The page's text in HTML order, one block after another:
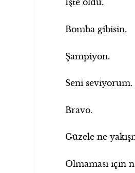
İşte oldu.
Bomba gibisin.
Şampiyon.
Seni seviyorum.
Bravo.
Güzele ne
Olmaması için